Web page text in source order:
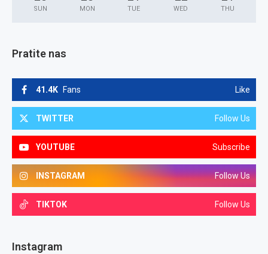
SUN MON TUE WED THU
Pratite nas
41.4K Fans Like
TWITTER Follow Us
YOUTUBE Subscribe
INSTAGRAM Follow Us
TIKTOK Follow Us
Instagram